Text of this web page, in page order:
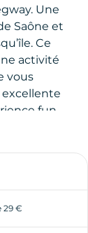
Une
Saône et
Ce
activité
vous
excellente
fun,
29 €